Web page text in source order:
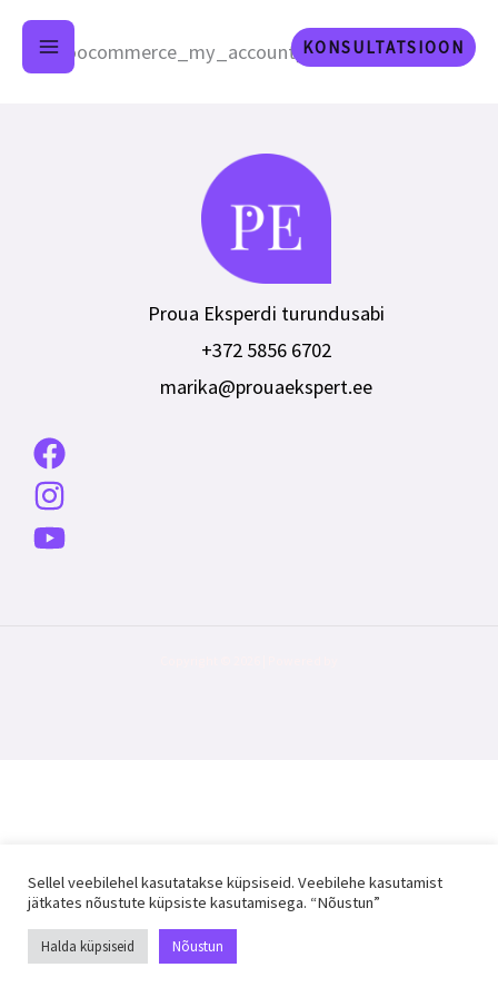
Skip
KONSULTATSIOON
[woocommerce_my_account]
Proua Eksperdi turundusabi
+372 5856 6702
marika@prouaekspert.ee
Sellel veebilehel kasutatakse küpsiseid. Veebilehe kasutamist
jätkates nõustute küpsiste kasutamisega. “Nõustun”
Halda küpsiseid Nõustun